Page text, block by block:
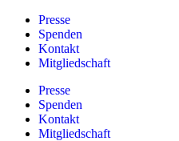
Zum
Inhalt
springen
Presse
Spenden
Kontakt
Mitgliedschaft
Presse
Spenden
Kontakt
Mitgliedschaft